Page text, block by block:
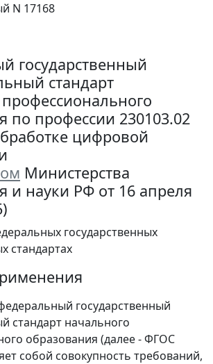
N 17168
государственный
стандарт
по профессии 230103.02
цифровой
Министерства
и науки РФ от 16 апреля
государственных
стандартах
государственный
стандарт начального
образования (далее - ФГОС
собой совокупность требований,